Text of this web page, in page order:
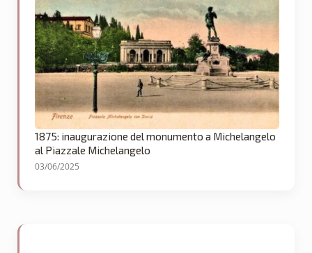
1875: inaugurazione del monumento a Michelangelo
al Piazzale Michelangelo
03/06/2025